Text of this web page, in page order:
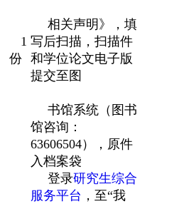
1
份
相关声明》，填
写后扫描，扫描件
和学位论文电子版
提交至图
书馆系统（图书
馆咨询：
63606504），原件
入档案袋
登录研究生综合
服务平台 ，至“我